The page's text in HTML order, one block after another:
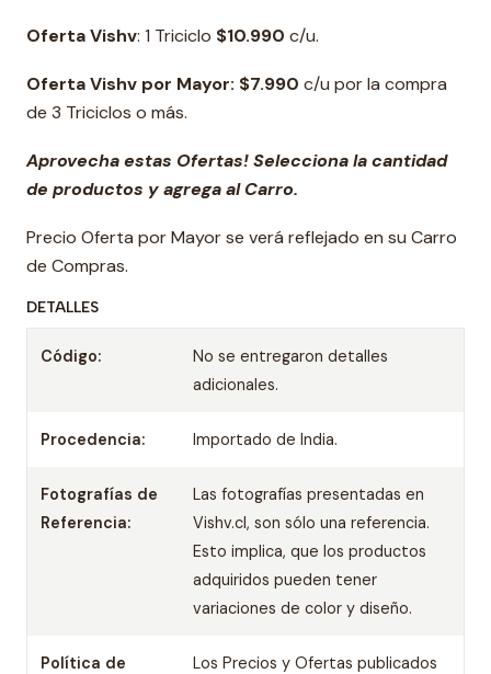
Oferta Vishv: 1 Triciclo $10.990 c/u.
Oferta Vishv por Mayor: $7.990 c/u por la compra
de 3 Triciclos o más.
Aprovecha estas Ofertas! Selecciona la cantidad
de productos y agrega al Carro.
Precio Oferta por Mayor se verá reflejado en su Carro
de Compras.
DETALLES
Código:
No se entregaron detalles
adicionales.
Procedencia: Importado de India.
Fotografías de
Referencia:
Las fotografías presentadas en
Vishv.cl, son sólo una referencia.
Esto implica, que los productos
adquiridos pueden tener
variaciones de color y diseño.
Política de
Los Precios y Ofertas publicados